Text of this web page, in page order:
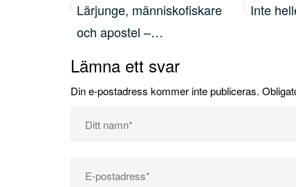
Lärjunge, människofiskare
och apostel –…
Inte
Lämna ett svar
Din e-postadress kommer inte publiceras.